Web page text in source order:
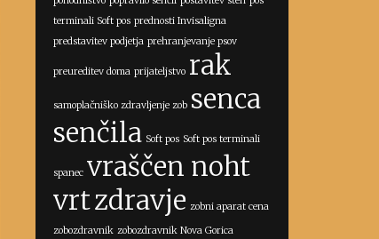
terminali Soft pos prednosti Invisaligna
predstavitev podjetja prehranjevanje psov
preureditev doma prijateljstvo rak
samoplačniško zdravljenje zob senca
senčila Soft pos Soft pos terminali
spanec vraščen noht
vrtzdravje zobni aparat cena
zobozdravnik zobozdravnik Nova Gorica